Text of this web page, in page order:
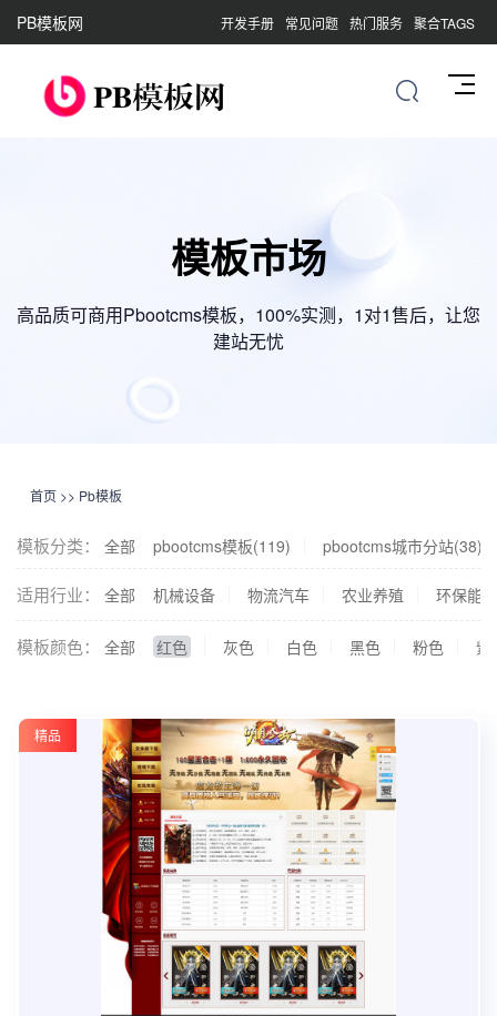
PB模板网 聚合TAGS
热门服务
常见问题
开发手册
模板市场
高品质可商用Pbootcms模板，100%实测，1对1售后，让您
建站无忧
首页 >> Pb模板
模板分类： 全部 pbootcms模板(119) pbootcms城市分站(38)
适用行业： 全部 机械设备 物流汽车 农业养殖 环保能源
模板颜色： 全部 红色 灰色 白色 黑色 粉色 紫
精品